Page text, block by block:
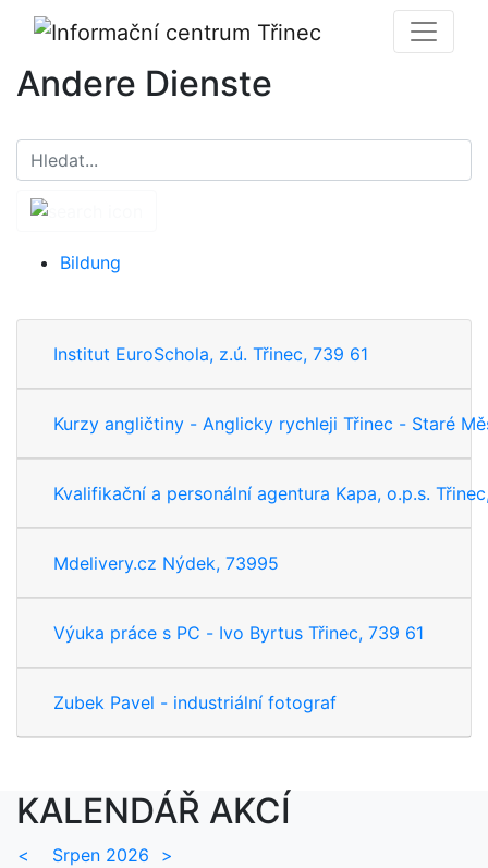
Andere Dienste
Bildung
Institut EuroSchola, z.ú. Třinec, 739 61
Kurzy angličtiny - Anglicky rychleji Třinec - Staré
Kvalifikační a personální agentura Kapa, o.p.s.
Mdelivery.cz Nýdek, 73995
Výuka práce s PC - Ivo Byrtus Třinec, 739 61
Zubek Pavel - industriální fotograf
KALENDÁŘ AKCÍ
< Srpen 2026
>